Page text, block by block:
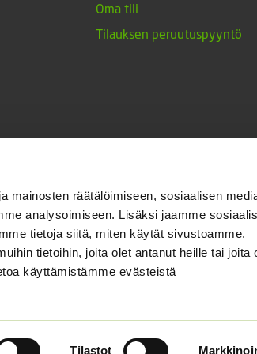
mainosten räätälöimiseen, sosiaalisen
analysoimiseen. Lisäksi jaamme
tietoja siitä, miten käytät sivustoamme.
tietoihin, joita olet antanut heille tai joita
käyttämistämme evästeistä
Tilastot
Oma tili
Tilauksen peruutuspyyntö